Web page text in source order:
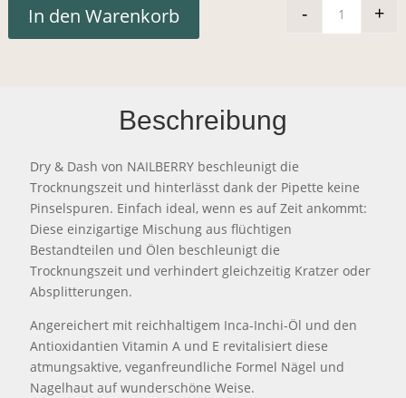
- +
In den Warenkorb
Beschreibung
Dry & Dash von NAILBERRY beschleunigt die
Trocknungszeit und hinterlässt dank der Pipette keine
Pinselspuren. Einfach ideal, wenn es auf Zeit ankommt:
Diese einzigartige Mischung aus flüchtigen
Bestandteilen und Ölen beschleunigt die
Trocknungszeit und verhindert gleichzeitig Kratzer oder
Absplitterungen.
Angereichert mit reichhaltigem Inca-Inchi-Öl und den
Antioxidantien Vitamin A und E revitalisiert diese
atmungsaktive, veganfreundliche Formel Nägel und
Nagelhaut auf wunderschöne Weise.